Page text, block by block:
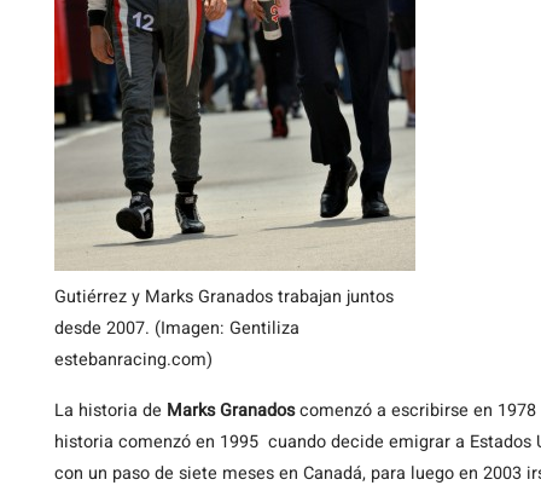
Gutiérrez y Marks Granados trabajan juntos
desde 2007. (Imagen: Gentiliza
estebanracing.com)
La historia de Marks Granadoscomenzó a escribirse en
historia comenzó en 1995 cuando decide emigrar a
con un paso de siete meses en Canadá, para luego en 2003